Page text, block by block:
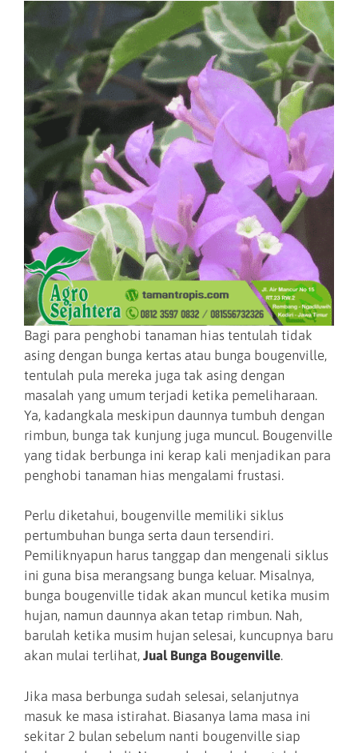
Bagi para penghobi tanaman hias tentulah tidak
asing dengan bunga kertas atau bunga bougenville,
tentulah pula mereka juga tak asing dengan
masalah yang umum terjadi ketika pemeliharaan.
Ya, kadangkala meskipun daunnya tumbuh dengan
rimbun, bunga tak kunjung juga muncul. Bougenville
yang tidak berbunga ini kerap kali menjadikan para
penghobi tanaman hias mengalami frustasi.
Perlu diketahui, bougenville memiliki siklus
pertumbuhan bunga serta daun tersendiri.
Pemiliknyapun harus tanggap dan mengenali siklus
ini guna bisa merangsang bunga keluar. Misalnya,
bunga bougenville tidak akan muncul ketika musim
hujan, namun daunnya akan tetap rimbun. Nah,
barulah ketika musim hujan selesai, kuncupnya baru
akan mulai terlihat, Jual Bunga Bougenville.
Jika masa berbunga sudah selesai, selanjutnya
masuk ke masa istirahat. Biasanya lama masa ini
sekitar 2 bulan sebelum nanti bougenville siap